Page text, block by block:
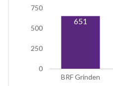
lägenhet
BRF Grinden
0
250
500
750
651